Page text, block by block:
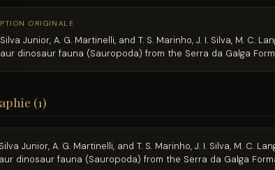
ORIGINALE
Silva Junior, A. G. Martinelli, and T. S. Marinho, J. I. Silva, M.
dinosaur fauna (Sauropoda) from the Serra da Galga
(1)
Silva Junior, A. G. Martinelli, and T. S. Marinho, J. I. Silva, M.
dinosaur fauna (Sauropoda) from the Serra da Galga